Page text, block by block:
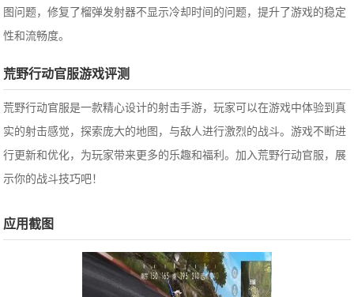
图问题，修复了榴弹发射器不显示冷却时间的问题，提升了游戏的稳定
性和流畅度。
荒野行动官服游戏评测
荒野行动官服是一款精心设计的射击手游，玩家可以在游戏中体验到真
实的射击感觉，探索庞大的地图，与敌人进行激烈的战斗。游戏不断进
行更新和优化，为玩家带来更多的乐趣和福利。加入荒野行动官服，展
示你的战斗技巧吧！
应用截图